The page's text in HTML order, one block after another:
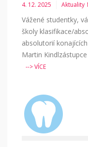
4. 12. 2025 Aktuality
Vážené studentky,
školy klasifikace/
absolutorií
Martin
--> VÍCE